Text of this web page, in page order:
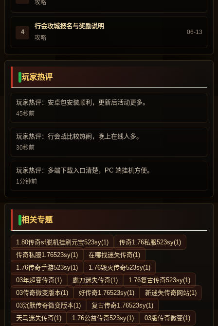
攻略
4
行会攻城报名与奖励说明
攻略
06-13
玩家热评
玩家热评：安卓包安装顺利，更新后活动更多。
45秒前
玩家热评：行会战比较热闹，晚上在线人多。
30秒前
玩家热评：多端下载入口清楚，PC 端挂机方便。
1分钟前
相关专题
1.80传奇sf脱机挂刷元宝523sy(1)
传奇1.76私服523sy(1)
传奇私服1.76523sy(1)
在哪找迷失传奇(1)
1.76传奇手游523sy(1)
1.76毁灭传奇523sy(1)
03年超变传奇(1)
霸刀迷失传奇(1)
1.76复古传奇523sy(1)
03传奇微变版本(1)
好传奇1.76523sy(1)
新迷失传奇网站(1)
03沉默传奇微变版本(1)
复古传奇1.76523sy(1)
天马迷失传奇(1)
1.76公益传奇523sy(1)
03版传奇微变(1)